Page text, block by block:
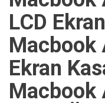
LCD
Macbook
Ekran
Macbook